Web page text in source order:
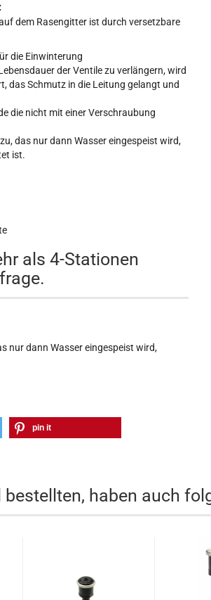
dem Rasengitter ist durch versetzbare
die Einwinterung
der Ventile zu verlängern, wird
das Schmutz in die Leitung gelangt und
die nicht mit einer Verschraubung
das nur dann Wasser eingespeist wird,
ist.
als 4-Stationen
nur dann Wasser eingespeist wird,
pin it
haben auch